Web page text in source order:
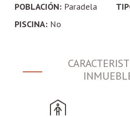
POBLACIÓN: Paradela
PISCINA: No